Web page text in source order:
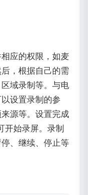
应的权限，如麦
，根据自己的需
域录制等。与电
设置录制的参
源等。设置完成
开始录屏。录制
、继续、停止等